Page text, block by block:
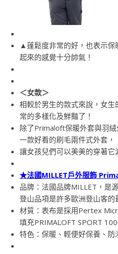
▲蓬鬆度非常的好，也表示保
起來的感覺十分帥氣！
＜女款＞
相較於男生的款式來說，女
常的多樣化及鮮豔了！
除了Primaloft保暖外套與羽
一款好看的刷毛兩件式外套，
讓女孩兒們可以美美的穿著它
★法國MILLET戶外服飾
品牌：法國品牌MILLET，是
登山品項是許多歐洲登山客的
材質：表布是採用Pertex
填充PRIMALOFT SPORT
特色：保暖、輕便好保養、防